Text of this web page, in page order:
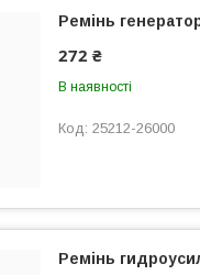
Ремінь
272 ₴
В наявності
25212-26000
Ремінь